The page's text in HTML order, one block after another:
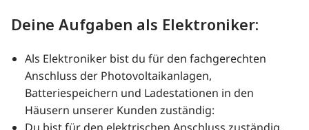
Deine Aufgaben als Elektroniker:
Als Elektroniker bist du für den fachgerechten
Anschluss der Photovoltaikanlagen,
Batteriespeichern und Ladestationen in den
Häusern unserer Kunden zuständig: